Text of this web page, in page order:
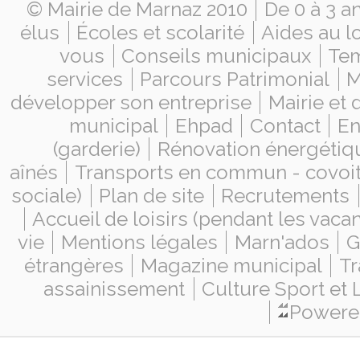
© Mairie de Marnaz 2010
De 0 à 3
élus
Écoles et scolarité
Aides au
vous
Conseils municipaux
services
Parcours Patrimonial
développer son entreprise
Mairie et
municipal
Ehpad Contact
(garderie)
Rénovation
aînés
Transports en commun -
sociale)
Plan de site
Recrutements
Accueil de loisirs (pendant les
vie
Mentions légales Marn'ados
étrangères
Magazine municipal
assainissement
Culture Sport et